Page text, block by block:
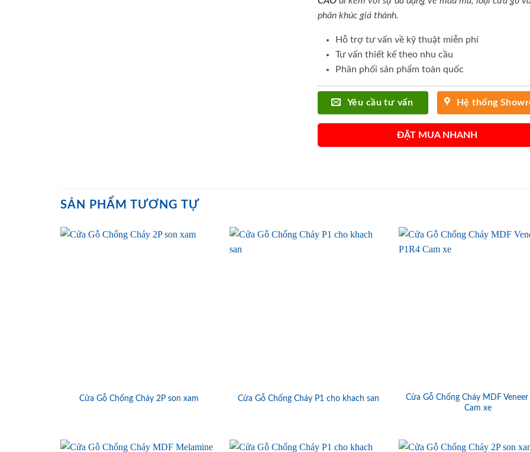
phân khúc giá thành.
Hỗ trợ tư vấn về kỹ thuật miễn phí
Tư vấn thiết kế theo nhu cầu
Phân phối sản phẩm toàn quốc
Yêu cầu tư vấn Hệ thống
ĐẶT MUA NHANH
SẢN PHẨM TƯƠNG TỰ
Cửa Gỗ Chống Cháy 2P son xam Cửa Gỗ Chống Cháy P1 cho khach san
Cửa Gỗ Chống Cháy MDF Veneer
Cam xe